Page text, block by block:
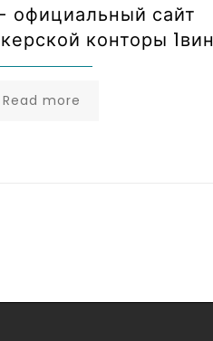
официальный сайт
конторы 1вин
Read more